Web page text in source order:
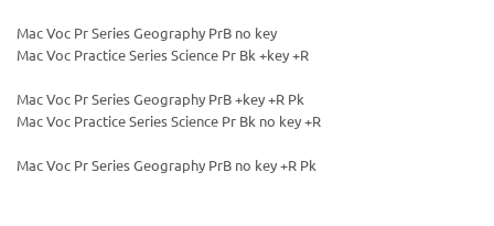
Mac Voc Pr Series Geography PrB no key
Mac Voc Practice Series Science Pr Bk +key +R
Mac Voc Pr Series Geography PrB +key +R Pk
Mac Voc Practice Series Science Pr Bk no key +R
Mac Voc Pr Series Geography PrB no key +R Pk
конфидициальности
конфидициальности